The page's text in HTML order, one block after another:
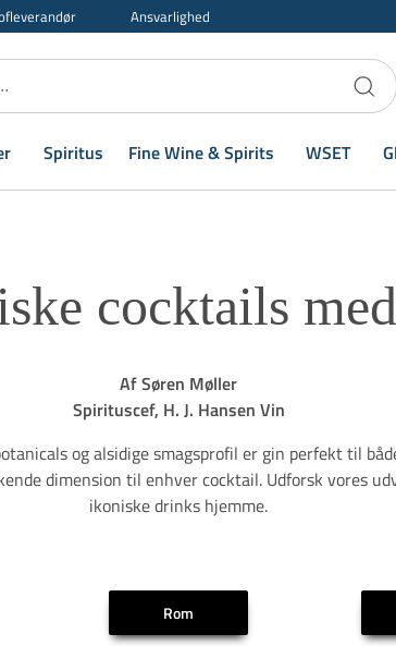
Ansvarlighed
Spiritus Fine Wine & Spirits WSET
cocktails
Af Søren Møller
Spirituscef, H. J. Hansen Vin
og alsidige smagsprofil er gin perfekt til
dimension til enhver cocktail. Udforsk vores
ikoniske drinks hjemme.
Rom